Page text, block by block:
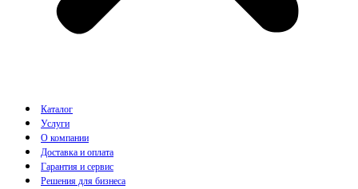
Каталог
Услуги
О компании
Доставка и оплата
Гарантия и сервис
Решения для бизнеса